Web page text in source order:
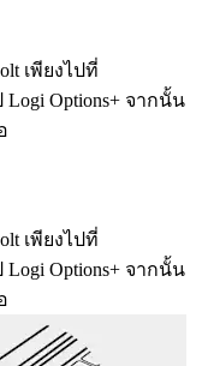
เพียงไปที่
Logi Options+ จากนั้น
เพียงไปที่
Logi Options+ จากนั้น